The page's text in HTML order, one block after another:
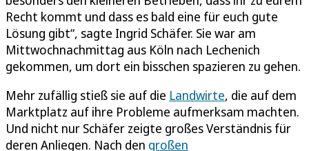
Recht kommt und dass es bald eine für euch gute
Lösung gibt“, sagte Ingrid Schäfer. Sie war am
Mittwochnachmittag aus Köln nach Lechenich
gekommen, um dort ein bisschen spazieren zu gehen.
Mehr zufällig stieß sie auf die Landwirte, die auf dem
Marktplatz auf ihre Probleme aufmerksam machten.
Und nicht nur Schäfer zeigte großes Verständnis für
deren Anliegen. Nach den großen